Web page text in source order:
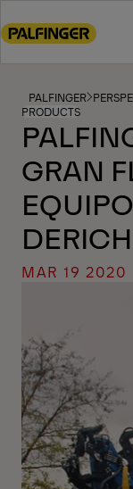
to
footer
content
PALFINGER
PRODUCTS
GRAN
MAR 19 2020